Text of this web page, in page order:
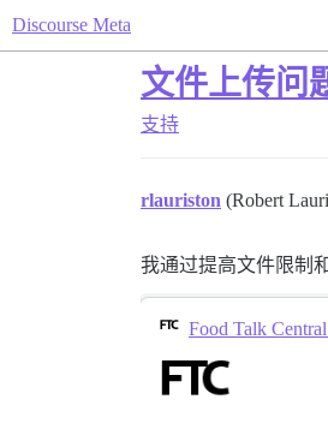
Discourse Meta
文件上传问
支持
rlauriston (Robert
我通过提高文件限制
Food Talk